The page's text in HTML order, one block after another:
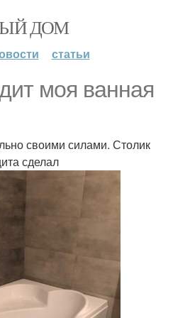
ДОМ
статьи
моя ванная
своими силами. Столик
сделал